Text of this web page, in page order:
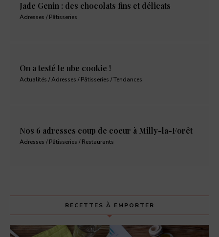
Jade Genin : des chocolats fins et délicats
Adresses / Pâtisseries
On a testé le ube cookie !
Actualités / Adresses / Pâtisseries / Tendances
Nos 6 adresses coup de coeur à Milly-la-Forêt
Adresses / Pâtisseries / Restaurants
RECETTES À EMPORTER